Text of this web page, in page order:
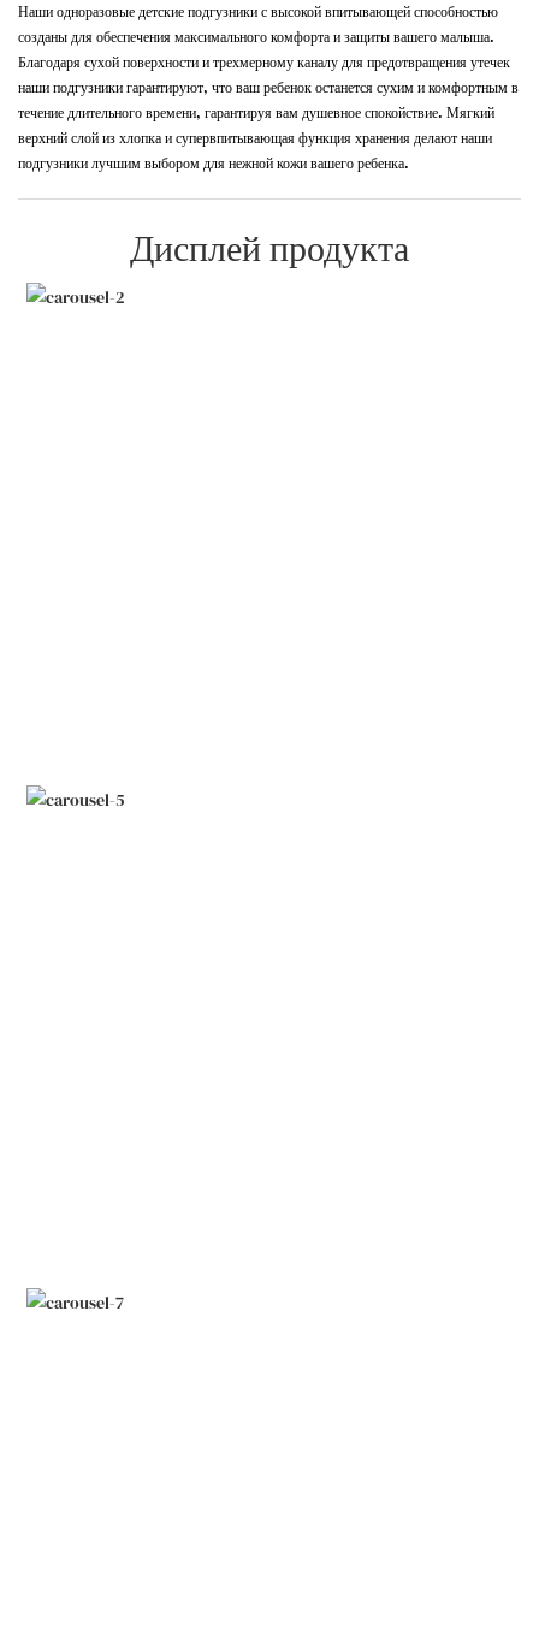
Наши одноразовые детские подгузники с высокой впитывающей способностью
созданы для обеспечения максимального комфорта и защиты вашего малыша.
Благодаря сухой поверхности и трехмерному каналу для предотвращения утечек
наши подгузники гарантируют, что ваш ребенок останется сухим и комфортным в
течение длительного времени, гарантируя вам душевное спокойствие. Мягкий
верхний слой из хлопка и супервпитывающая функция хранения делают наши
подгузники лучшим выбором для нежной кожи вашего ребенка.
Дисплей продукта